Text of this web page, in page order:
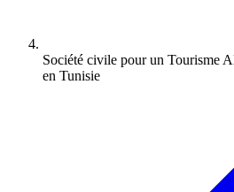
Société civile pour un Tourisme
en Tunisie